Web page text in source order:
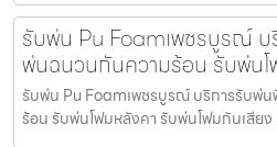
รับพ่น Pu Foamเพชรบูรณ์ บ
พ่นฉนวนกันความร้อน รับพ่นโ
รับพ่น Pu Foamเพชรบูรณ์ บริการรับพ่
ร้อน รับพ่นโฟมหลังคา รับพ่นโฟมกันเสีย